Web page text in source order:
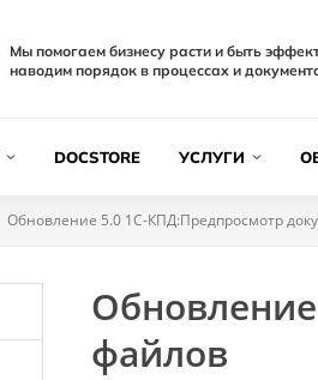
Мы помогаем бизнесу расти и быть
наводим порядок в процессах и
DOCSTORE УСЛУГИ
Обновление 5.0 1С-КПД:Предпросмотр
файлов